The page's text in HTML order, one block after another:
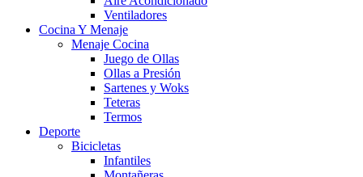
Ventiladores
Cocina Y Menaje
Menaje Cocina
Juego de Ollas
Ollas a Presión
Sartenes y Woks
Teteras
Termos
Deporte
Bicicletas
Infantiles